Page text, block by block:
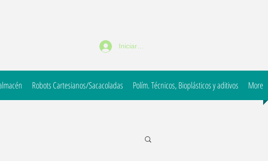
Iniciar sesión
Robots Cartesianos/Sacacoladas Polím. Técnicos, Bioplásticos y aditivos More